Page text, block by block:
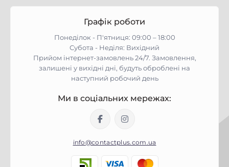
Графік роботи
Понеділок - П'ятниця: 09:00 – 18:00
Субота - Неділя: Вихідний
Прийом інтернет-замовлень 24/7. Замовлення,
залишені у вихідні дні, будуть оброблені на
наступний робочий день
Ми в соціальних мережах:
info@contactplus.com.ua